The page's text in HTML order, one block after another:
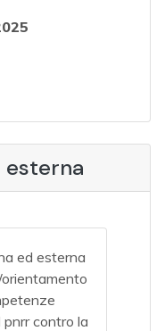
esterna
ed esterna
contro la